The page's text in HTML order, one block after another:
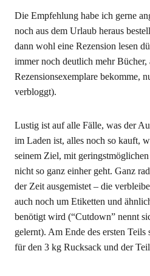
Die Empfehlung habe ich gerne
noch aus dem Urlaub heraus
dann wohl eine Rezension lesen
immer noch deutlich mehr Bücher,
Rezensionsexemplare bekomme,
verbloggt).
Lustig ist auf alle Fälle, was der
im Laden ist, alles noch so kauft,
seinem Ziel, mit
nicht so ganz einher geht. Ganz
der Zeit ausgemistet – die
auch noch um Etiketten und
benötigt wird (“Cutdown” nennt
gelernt). Am Ende des ersten Teils
für den 3 kg Rucksack und der